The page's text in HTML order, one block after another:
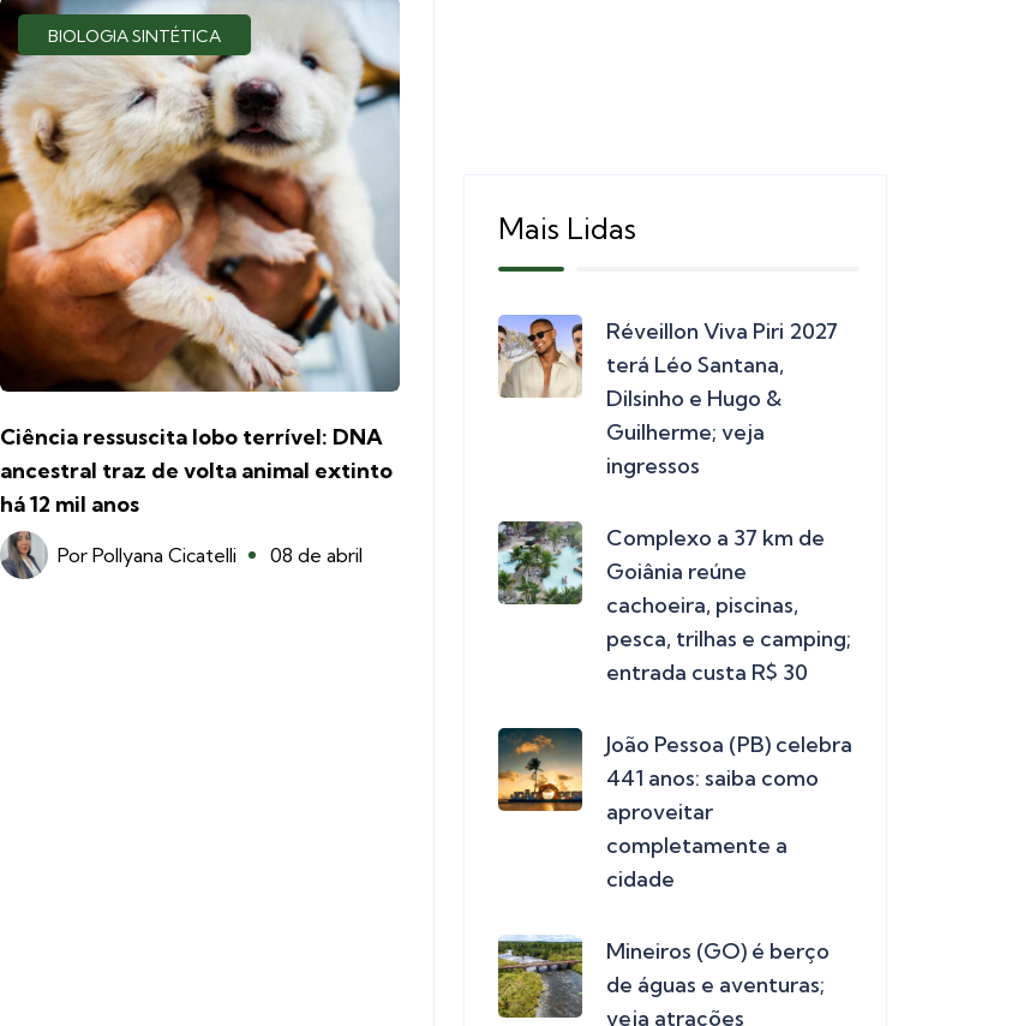
BIOLOGIA SINTÉTICA
Ciência ressuscita lobo terrível: DNA
ancestral traz de volta animal extinto
há 12 mil anos
PorPollyana Cicatelli 08 de abril
Mais Lidas
Réveillon Viva Piri 2027
terá Léo Santana,
Dilsinho e Hugo &
Guilherme; veja
ingressos
Complexo a 37 km de
Goiânia reúne
cachoeira, piscinas,
pesca, trilhas e camping;
entrada custa R$ 30
João Pessoa (PB) celebra
441 anos: saiba como
aproveitar
completamente a
cidade
Mineiros (GO) é berço
de águas e aventuras;
veja atrações